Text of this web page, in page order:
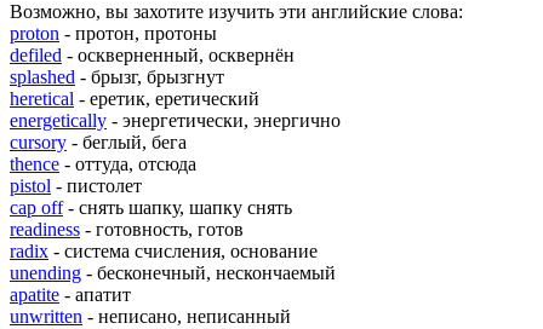
Возможно, вы захотите изучить эти английские слова:
proton - протон, протоны
defiled - оскверненный, осквернён
splashed - брызг, брызгнут
heretical - еретик, еретический
energetically - энергетически, энергично
cursory - беглый, бега
thence - оттуда, отсюда
pistol - пистолет
cap off- снять шапку, шапку снять
readiness - готовность, готов
radix - система счисления, основание
unending - бесконечный, нескончаемый
apatite - апатит
unwritten - неписано, неписанный